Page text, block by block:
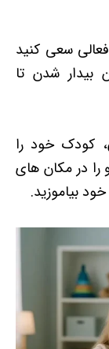
سعی کنید
بیدار شدن تا
، کودک خود را
را در مکان های
بیاموزید.